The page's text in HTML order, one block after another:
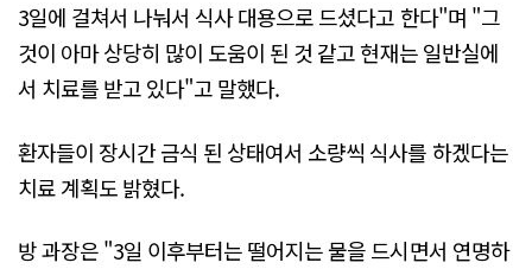
3일에 걸쳐서 나눠서 식사 대용으로 드셨다고 한다"며 "그
것이 아마 상당히 많이 도움이 된 것 같고 현재는 일반실에
서 치료를 받고 있다"고 말했다.
환자들이 장시간 금식 된 상태여서 소량씩 식사를 하겠다는
치료 계획도 밝혔다.
방 과장은 "3일 이후부터는 떨어지는 물을 드시면서 연명하